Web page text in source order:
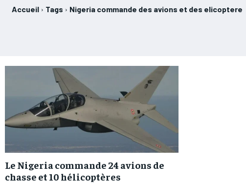
Accueil Tags Nigeria commande des avions et des elicoptere
Le Nigeria commande 24 avions de
chasse et 10 hélicoptères